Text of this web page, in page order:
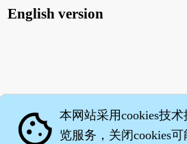
English version
cookie 本网站采用cookies技
览服务，关闭cookies